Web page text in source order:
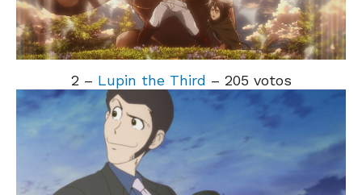
2 – Lupin the Third – 205 votos